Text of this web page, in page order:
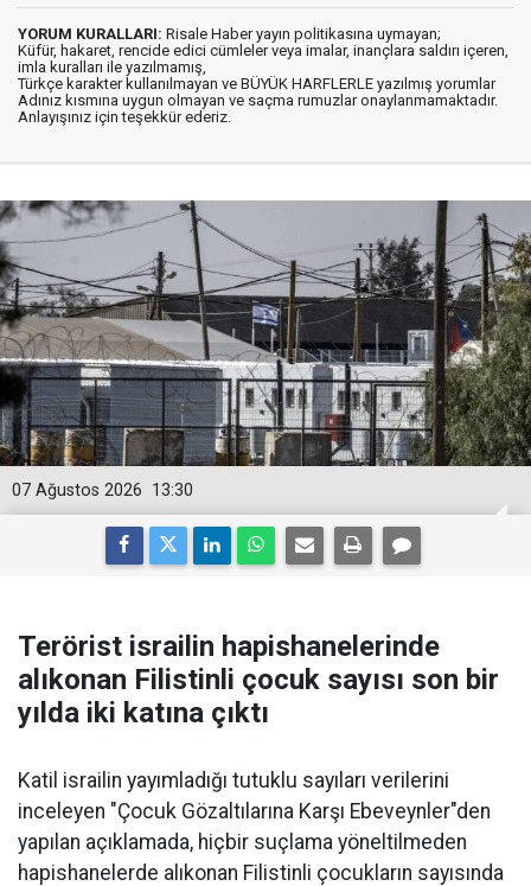
YORUM KURALLARI: Risale Haber yayın politikasına uymayan;
Küfür, hakaret, rencide edici cümleler veya imalar, inançlara saldırı içeren,
imla kuralları ile yazılmamış,
Türkçe karakter kullanılmayan ve BÜYÜK HARFLERLE yazılmış yorumlar
Adınız kısmına uygun olmayan ve saçma rumuzlar onaylanmamaktadır.
Anlayışınız için teşekkür ederiz.
13:30
07 Ağustos 2026
Terörist israilin hapishanelerinde
alıkonan Filistinli çocuk sayısı son bir
yılda iki katına çıktı
Katil israilin yayımladığı tutuklu sayıları verilerini
inceleyen "Çocuk Gözaltılarına Karşı Ebeveynler"den
yapılan açıklamada, hiçbir suçlama yöneltilmeden
hapishanelerde alıkonan Filistinli çocukların sayısında